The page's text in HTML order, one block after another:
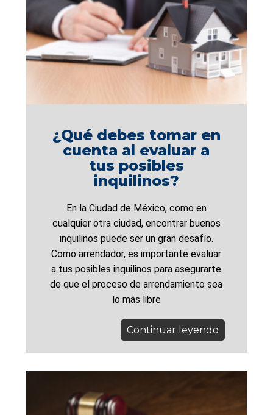
¿Qué debes tomar en
cuenta al evaluar a
tus posibles
inquilinos?
En la Ciudad de México, como en
cualquier otra ciudad, encontrar buenos
inquilinos puede ser un gran desafío.
Como arrendador, es importante evaluar
a tus posibles inquilinos para asegurarte
de que el proceso de arrendamiento sea
lo más libre
Continuar leyendo